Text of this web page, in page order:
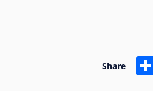
Share